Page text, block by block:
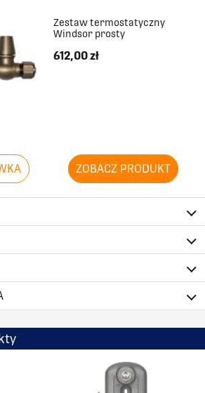
467
768
768
Zestaw termostatyczny
Windsor prosty
612,00 zł
ZOBACZ PRODUKT